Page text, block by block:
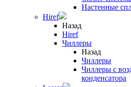
Настенные
Hiref
Назад
Hiref
Чиллеры
Назад
Чиллеры
Чиллеры с
конденсатора